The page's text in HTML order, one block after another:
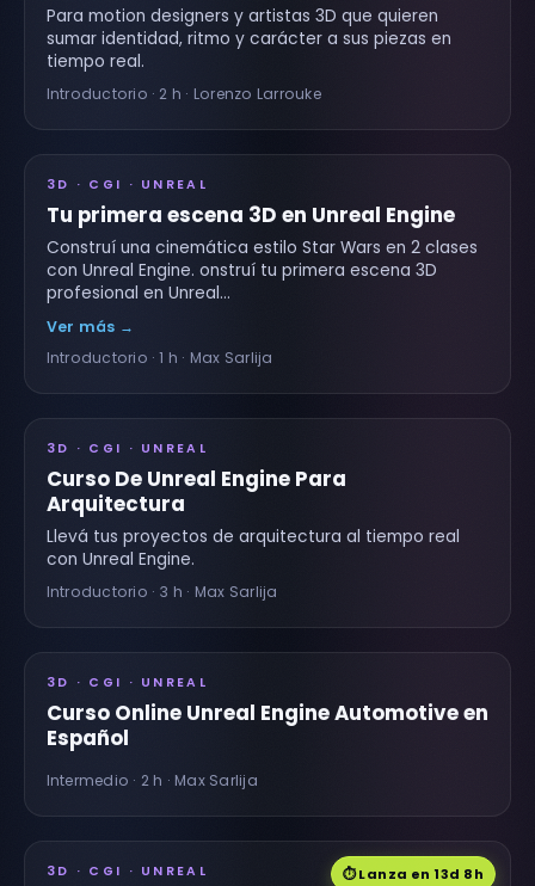
Para motion designers y artistas 3D que quieren
sumar identidad, ritmo y carácter a sus piezas en
tiempo real.
Introductorio · 2 h · Lorenzo Larrouke
3D · CGI · UNREAL
Tu primera escena 3D en Unreal Engine
Construí una cinemática estilo Star Wars en 2 clases
con Unreal Engine. onstruí tu primera escena 3D
profesional en Unreal…
Ver más →
Introductorio · 1 h · Max Sarlija
3D · CGI · UNREAL
Curso De Unreal Engine Para
Arquitectura
Llevá tus proyectos de arquitectura al tiempo real
con Unreal Engine.
Introductorio · 3 h · Max Sarlija
3D · CGI · UNREAL
Curso Online Unreal Engine Automotive en
Español
Intermedio · 2 h · Max Sarlija
⏱ Lanza en 13d 8h
3D · CGI · UNREAL